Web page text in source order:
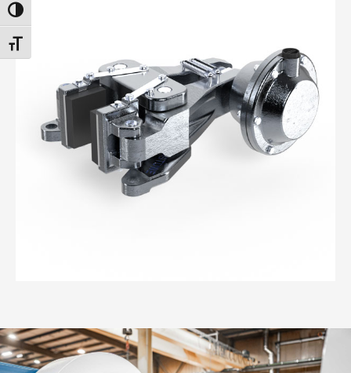
PASSER EN CONTRASTE ÉLEVÉ
CHANGER LA TAILLE DE LA POLICE